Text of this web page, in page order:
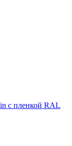
с пленкой RAL